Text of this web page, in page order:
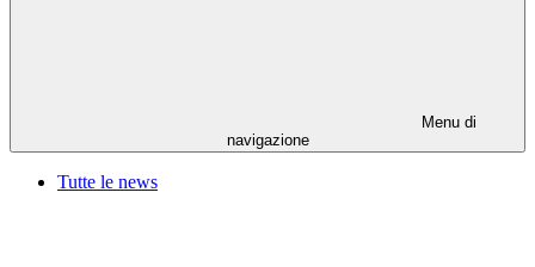
Menu di
navigazione
Tutte le news